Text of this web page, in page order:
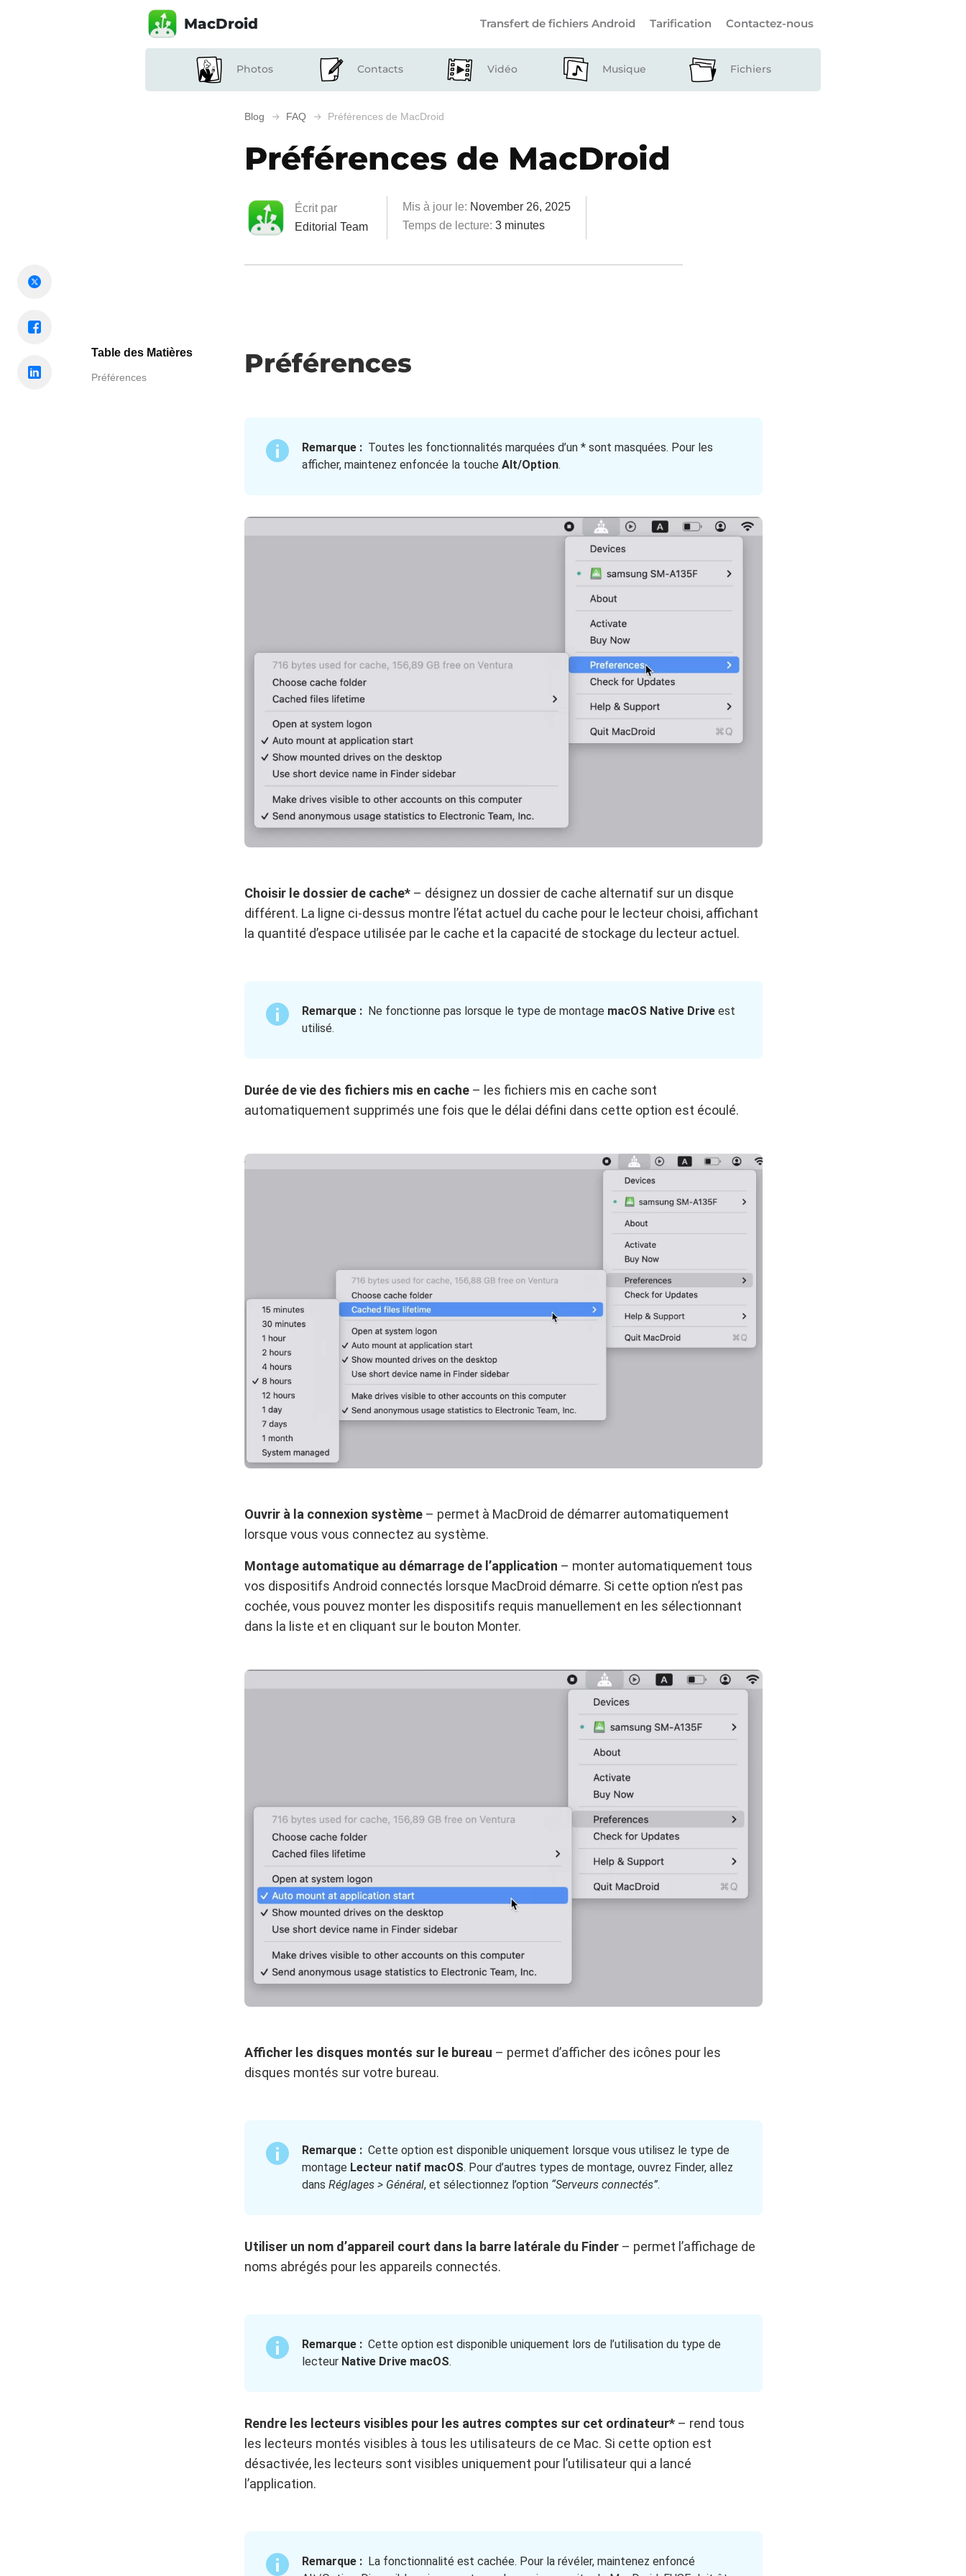
MacDroid Transfert de fichiers Android Tarification Contactez-nous
Photos Contacts Vidéo Musique Fichiers
Blog FAQ Préférences de MacDroid
Préférences de MacDroid
Écrit par
Editorial Team
Mis à jour le: November 26, 2025
Temps de lecture: 3 minutes
Table des Matières
Préférences Préférences
Remarque : Toutes les fonctionnalités marquées d’un * sont masquées. Pour les
afficher, maintenez enfoncée la touche Alt/Option.
Choisir le dossier de cache* – désignez un dossier de cache alternatif sur un disque
différent. La ligne ci-dessus montre l’état actuel du cache pour le lecteur choisi, affichant
la quantité d’espace utilisée par le cache et la capacité de stockage du lecteur actuel.
Remarque : Ne fonctionne pas lorsque le type de montage macOS Native Drive est
utilisé.
Durée de vie des fichiers mis en cache – les fichiers mis en cache sont
automatiquement supprimés une fois que le délai défini dans cette option est écoulé.
Ouvrir à la connexion système – permet à MacDroid de démarrer automatiquement
lorsque vous vous connectez au système.
Montage automatique au démarrage de l’application – monter automatiquement tous
vos dispositifs Android connectés lorsque MacDroid démarre. Si cette option n’est pas
cochée, vous pouvez monter les dispositifs requis manuellement en les sélectionnant
dans la liste et en cliquant sur le bouton Monter.
Afficher les disques montés sur le bureau – permet d’afficher des icônes pour les
disques montés sur votre bureau.
Remarque : Cette option est disponible uniquement lorsque vous utilisez le type de
montage Lecteur natif macOS. Pour d’autres types de montage, ouvrez Finder, allez
dans Réglages > Général, et sélectionnez l’option “Serveurs connectés”.
Utiliser un nom d’appareil court dans la barre latérale du Finder – permet l’affichage de
noms abrégés pour les appareils connectés.
Remarque : Cette option est disponible uniquement lors de l’utilisation du type de
lecteur Native Drive macOS.
Rendre les lecteurs visibles pour les autres comptes sur cet ordinateur* – rend tous
les lecteurs montés visibles à tous les utilisateurs de ce Mac. Si cette option est
désactivée, les lecteurs sont visibles uniquement pour l’utilisateur qui a lancé
l’application.
Remarque : La fonctionnalité est cachée. Pour la révéler, maintenez enfoncé